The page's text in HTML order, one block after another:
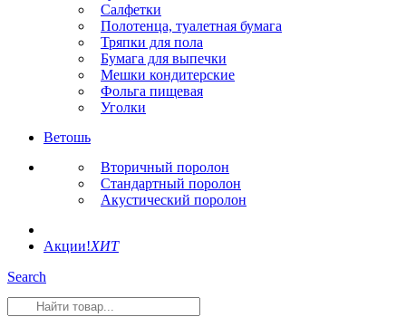
Салфетки
Полотенца, туалетная бумага
Тряпки для пола
Бумага для выпечки
Мешки кондитерские
Фольга пищевая
Уголки
Ветошь
Вторичный поролон
Стандартный поролон
Акустический поролон
Акции!ХИТ
Search